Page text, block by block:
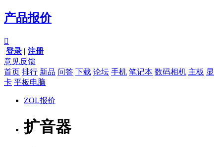
产品报价

登录 | 注册
意见反馈
首页 排行 新品 问答 下载 论坛 手机 笔记本 数码相机 主板 显
卡 平板电脑
ZOL报价
扩音器